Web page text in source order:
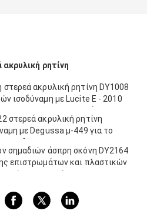
ρητίνη
ακρυλική ρητίνη DY1008
ισοδύναμη με Lucite Ε - 2010
PVC
στερεά ακρυλική ρητίνη
με Degussa μ-449 για το
σημαδιών άσπρη σκόνη DY2164
επιστρωμάτων και πλαστικών